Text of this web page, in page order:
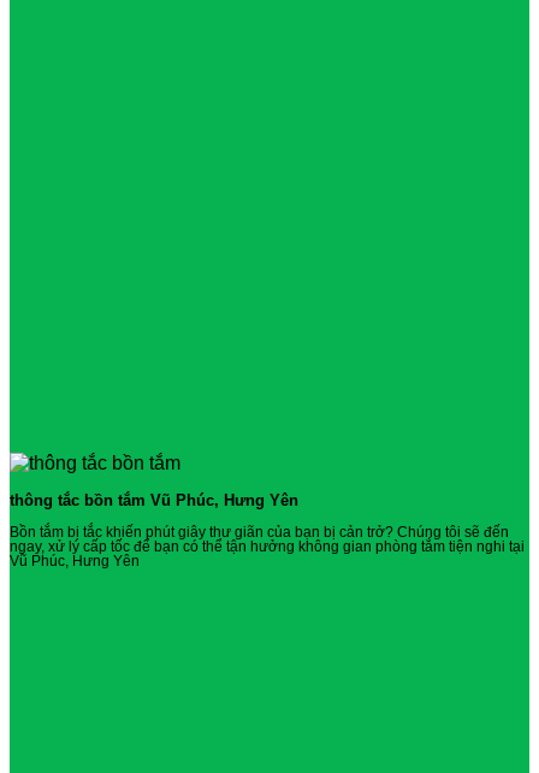
thông tắc bồn tắm Vũ Phúc, Hưng Yên
Bồn tắm bị tắc khiến phút giây thư giãn của bạn bị cản trở? Chúng tôi sẽ đến
ngay, xử lý cấp tốc để bạn có thể tận hưởng không gian phòng tắm tiện nghi tại
Vũ Phúc, Hưng Yên